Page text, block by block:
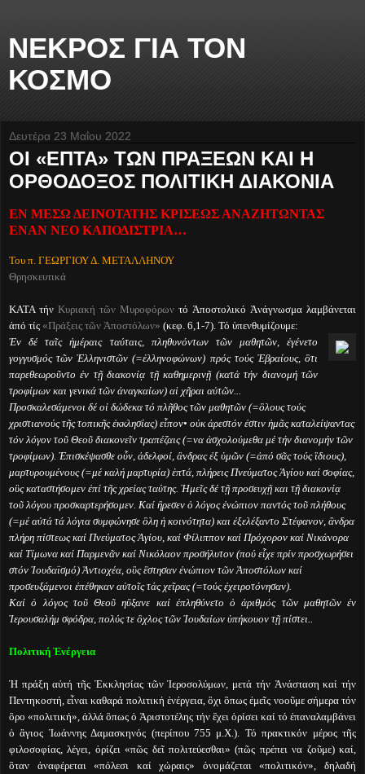
ΝΕΚΡΟΣ ΓΙΑ ΤΟΝ
ΚΟΣΜΟ
Δευτέρα 23 Μαΐου 2022
ΟΙ «ΕΠΤΑ» ΤΩΝ ΠΡΑΞΕΩΝ ΚΑΙ Η
ΟΡΘΟΔΟΞΟΣ ΠΟΛΙΤΙΚΗ ΔΙΑΚΟΝΙΑ
ΕΝ ΜΕΣΩ ΔΕΙΝΟΤΑΤΗΣ ΚΡΙΣΕΩΣ ΑΝΑΖΗΤΩΝΤΑΣ
ΕΝΑΝ ΝΕΟ ΚΑΠΟΔΙΣΤΡΙΑ…
Του π. ΓΕΩΡΓΙΟΥ Δ. ΜΕΤΑΛΛΗΝΟΥ
Θρησκευτικά
ΚΑΤΑ τήν Κυριακή τῶν Μυροφόρων τό Ἀποστολικό Ἀνάγνωσμα λαμβάνεται
ἀπό τίς «Πράξεις τῶν Ἀποστόλων» (κεφ. 6,1-7). Τό ὑπενθυμίζουμε:
Ἐν δέ ταῖς ἡμέραις ταύταις, πληθυνόντων τῶν μαθητῶν, ἐγένετο
γογγυσμός τῶν Ἑλληνιστῶν (=ἑλληνοφώνων) πρός τούς Ἑβραίους, ὃτι
παρεθεωροῦντο ἐν τῇ διακονίᾳ τῇ καθημερινῇ (κατά τήν διανομή τῶν
τροφίμων και γενικά τῶν ἀναγκαίων) αἱ χῆραι αὐτῶν...
Προσκαλεσάμενοι δέ οἱ δώδεκα τό πλῆθος τῶν μαθητῶν (=ὃλους τούς
χριστιανούς τῆς τοπικῆς ἐκκλησίας) εἶπον• οὐκ ἀρεστόν ἐστιν ἡμᾶς καταλείψαντας
τόν λόγον τοῦ Θεοῦ διακονεῖν τραπέζαις (=να ἀσχολούμεθα μέ τήν διανομήν τῶν
τροφίμων). Ἐπισκέψασθε οὖν, ἀδελφοί, ἂνδρας ἐξ ὑμῶν (=ἀπό σᾶς τούς ἲδιους),
μαρτυρουμένους (=μέ καλή μαρτυρία) ἑπτά, πλήρεις Πνεύματος Ἁγίου καί σοφίας,
οὓς καταστήσομεν ἐπί τῆς χρείας ταύτης. Ἡμεῖς δέ τῇ προσευχῇ και τῇ διακονίᾳ
τοῦ λόγου προσκαρτερήσομεν. Καί ἢρεσεν ὁ λόγος ἐνώπιον παντός τοῦ πλήθους
(=μέ αὐτά τά λόγια συμφώνησε ὃλη ἡ κοινότητα) και ἐξελέξαντο Στέφανον, ἂνδρα
πλήρη πίστεως καί Πνεύματος Ἁγίου, καί Φίλιππον καί Πρόχορον καί Νικάνορα
καί Τίμωνα καί Παρμενᾶν καί Νικόλαον προσήλυτον (πού εἶχε πρίν προσχωρήσει
στόν Ἰουδαϊσμό) Ἀντιοχέα, οὓς ἒστησαν ἐνώπιον τῶν Ἀποστόλων καί
προσευξάμενοι ἐπέθηκαν αὐτοῖς τάς χεῖρας (=τούς ἐχειροτόνησαν).
Καί ὁ λόγος τοῦ Θεοῦ ηὒξανε καί ἐπληθύνετο ὁ ἀριθμός τῶν μαθητῶν ἐν
Ἱερουσαλήμ σφόδρα, πολύς τε ὂχλος τῶν Ἰουδαίων ὑπήκουον τῇ πίστει..
Πολιτική Ἐνέργεια
Ἡ πράξη αὐτή τῆς Ἐκκλησίας τῶν Ἱεροσολύμων, μετά τήν Ἀνάσταση καί τήν
Πεντηκοστή, εἶναι καθαρά πολιτική ἐνέργεια, ὂχι ὃπως ἐμεῖς νοοῦμε σήμερα τόν
ὃρο «πολιτική», ἀλλά ὃπως ὁ Ἀριστοτέλης τήν ἒχει ὁρίσει καί τό ἐπαναλαμβάνει
ὁ ἃγιος Ἰωάννης Δαμασκηνός (περίπου 755 μ.Χ.). Τό πρακτικόν μέρος τῆς
φιλοσοφίας, λέγει, ὁρίζει «πῶς δεῖ πολιτεύεσθαι» (πῶς πρέπει να ζοῦμε) καί,
ὃταν ἀναφέρεται «πόλεσι καί χώραις» ὀνομάζεται «πολιτικόν», δηλαδή